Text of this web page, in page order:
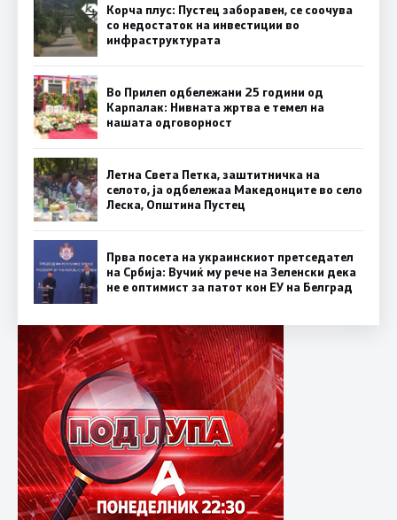
Корча плус: Пустец заборавен, се соочува
со недостаток на инвестиции во
инфраструктурата
Во Прилеп одбележани 25 години од
Карпалак: Нивната жртва е темел на
нашата одговорност
Летна Света Петка, заштитничка на
селото, ја одбележаа Македонците во село
Леска, Општина Пустец
Прва посета на украинскиот претседател
на Србија: Вучиќ му рече на Зеленски дека
не е оптимист за патот кон ЕУ на Белград